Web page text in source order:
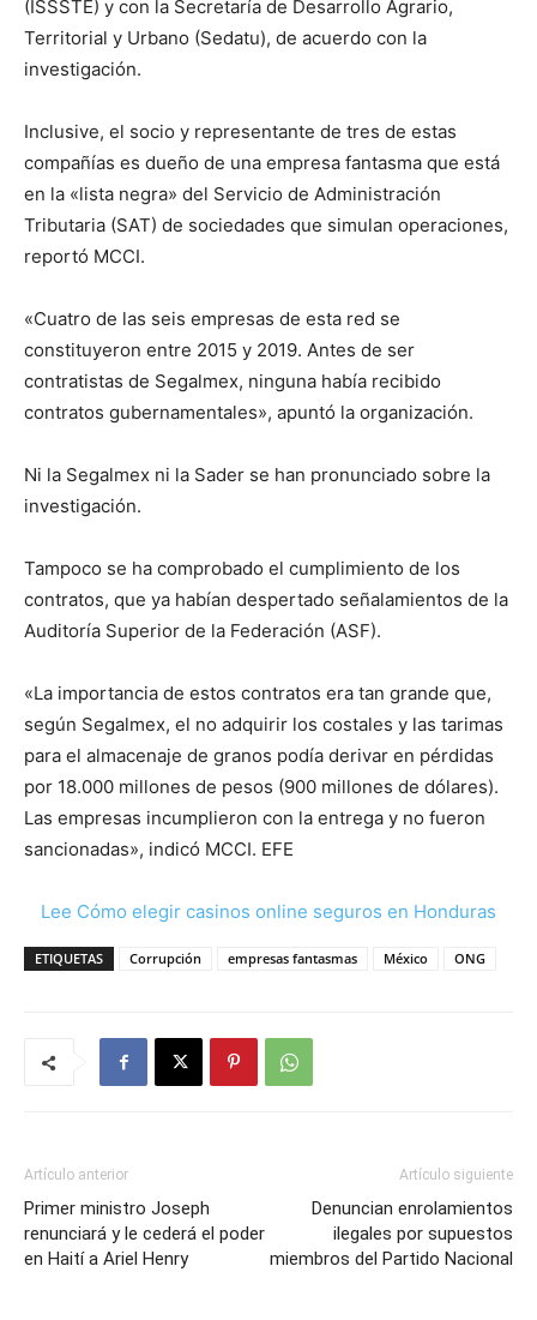
(ISSSTE) y con la Secretaría de Desarrollo Agrario,
Territorial y Urbano (Sedatu), de acuerdo con la
investigación.
Inclusive, el socio y representante de tres de estas
compañías es dueño de una empresa fantasma que está
en la «lista negra» del Servicio de Administración
Tributaria (SAT) de sociedades que simulan operaciones,
reportó MCCI.
«Cuatro de las seis empresas de esta red se
constituyeron entre 2015 y 2019. Antes de ser
contratistas de Segalmex, ninguna había recibido
contratos gubernamentales», apuntó la organización.
Ni la Segalmex ni la Sader se han pronunciado sobre la
investigación.
Tampoco se ha comprobado el cumplimiento de los
contratos, que ya habían despertado señalamientos de la
Auditoría Superior de la Federación (ASF).
«La importancia de estos contratos era tan grande que,
según Segalmex, el no adquirir los costales y las tarimas
para el almacenaje de granos podía derivar en pérdidas
por 18.000 millones de pesos (900 millones de dólares).
Las empresas incumplieron con la entrega y no fueron
sancionadas», indicó MCCI. EFE
Lee Cómo elegir casinos online seguros en Honduras
ETIQUETAS Corrupción empresas fantasmas México ONG
Artículo anterior
Primer ministro Joseph
renunciará y le cederá el poder
en Haití a Ariel Henry
Artículo siguiente
Denuncian enrolamientos
ilegales por supuestos
miembros del Partido Nacional